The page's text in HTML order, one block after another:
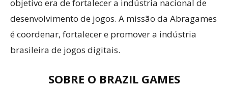
objetivo era de fortalecer a indústria nacional de
desenvolvimento de jogos. A missão da Abragames
é coordenar, fortalecer e promover a indústria
brasileira de jogos digitais.
SOBRE O BRAZIL GAMES